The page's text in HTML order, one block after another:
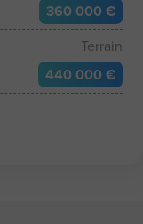
360 000 €
Terrain
440 000 €